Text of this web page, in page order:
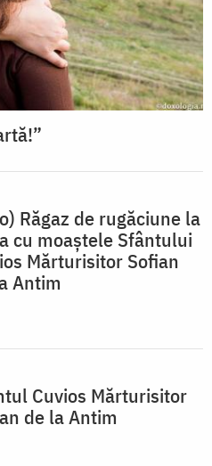
Răgaz de rugăciune la
cu moaștele Sfântului
Mărturisitor Sofian
Antim
Cuvios Mărturisitor
de la Antim